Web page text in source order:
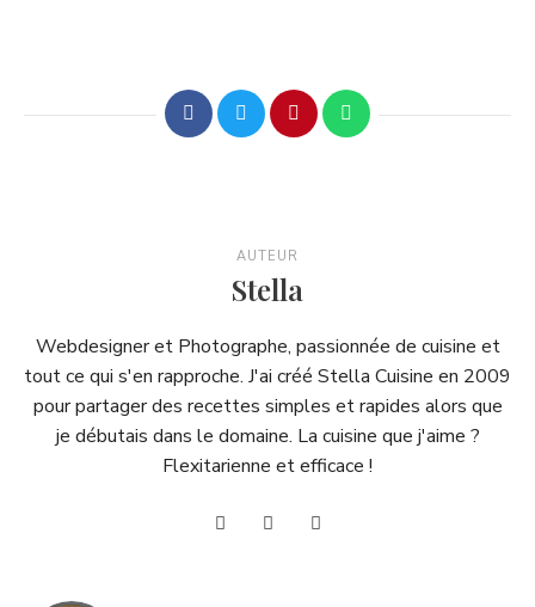
AUTEUR
Stella
Webdesigner et Photographe, passionnée de cuisine et
tout ce qui s'en rapproche. J'ai créé Stella Cuisine en 2009
pour partager des recettes simples et rapides alors que
je débutais dans le domaine. La cuisine que j'aime ?
Flexitarienne et efficace !